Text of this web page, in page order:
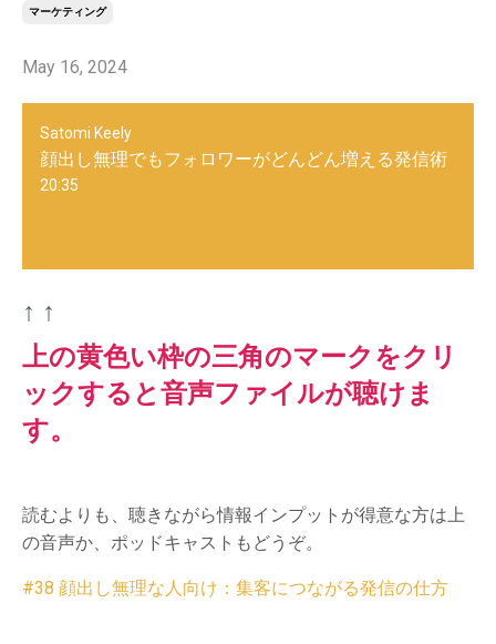
マーケティング
May 16, 2024
Satomi Keely
顔出し無理でもフォロワーがどんどん増える発信術
20:35
↑ ↑
上の黄色い枠の三角のマークをクリ
ックすると音声ファイルが聴けま
す。
読むよりも、聴きながら情報インプットが得意な方は上
の音声か、ポッドキャストもどうぞ。
#38 顔出し無理な人向け：集客につながる発信の仕方